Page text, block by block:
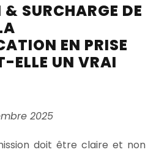
SURCHARGE DE
EN PRISE
ELLE UN VRAI
2025
doit être claire et non